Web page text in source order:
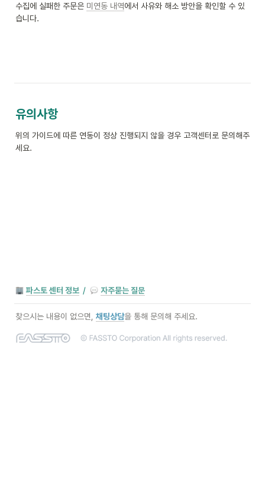
수집에 실패한 주문은 미연동 내역에서 사유와 해소 방안을 확인할 수 있
습니다.
유의사항
위의 가이드에 따른 연동이 정상 진행되지 않을 경우 고객센터로 문의해주
세요.
파스토 센터 정보 / 자주묻는 질문
찾으시는 내용이 없으면, 채팅상담을 통해 문의해 주세요.